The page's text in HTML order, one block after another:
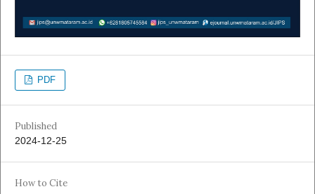
PDF
Published
2024-12-25
How to Cite